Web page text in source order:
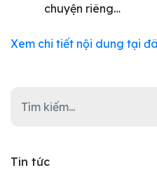
Tin tức
chuyện riêng…
Xem chi tiết nội dung tại